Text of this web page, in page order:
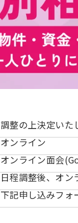
調整の上決定い
オンライン
オンライン面会
日程調整後、オン
下記申し込みフォ